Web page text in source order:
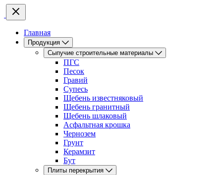
Главная
Продукция
Сыпучие строительные материалы
ПГС
Песок
Гравий
Супесь
Щебень известняковый
Щебень гранитный
Щебень шлаковый
Асфальтная крошка
Чернозем
Грунт
Керамзит
Бут
Плиты перекрытия